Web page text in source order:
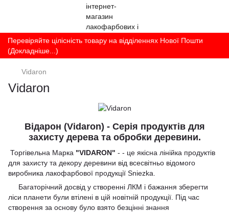
Перевіряйте цілісність товару на відділеннях Нової Пошти
(Докладніше...)
Vidaron
Vidaron
Відарон (Vidaron) - Серія продуктів для
захисту дерева та обробки деревини.
Торгівельна Марка "VIDARON" - - це якісна лінійка продуктів
для захисту та декору деревини від всесвітньо відомого
виробника лакофарбової продукції Sniezka.
Багаторічний досвід у створенні ЛКМ і бажання зберегти
ліси планети були втілені в цій новітній продукції. Під час
створення за основу було взято безцінні знання